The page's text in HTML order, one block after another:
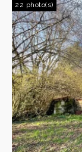
22 photo(s)